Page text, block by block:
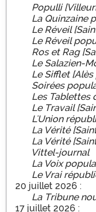
Populli
La Quinzaine
Le Réveil
Le Réveil
Ros et Rag
Le Salazien-
Le Sifflet
Soirées
Les Tablettes
Le Travail
L'Union
La Vérité
La Vérité
Vittel-journal
La Voix
Le Vrai
20 juillet 2026 :
La Tribune
17 juillet 2026 :